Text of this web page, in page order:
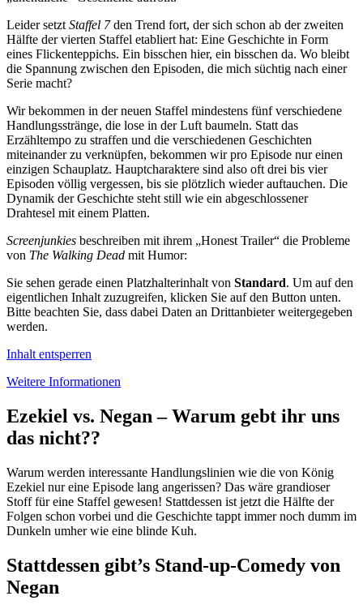
Leider setztStaffel 7den Trend fort, der sich schon ab der zweiten
Hälfte der vierten Staffel etabliert hat: Eine Geschichte in Form
eines Flickenteppichs. Ein bisschen hier, ein bisschen da. Wo bleibt
die Spannung zwischen den Episoden, die mich süchtig nach einer
Serie macht?
Wir bekommen in der neuen Staffel mindestens fünf verschiedene
Handlungsstränge, die lose in der Luft baumeln. Statt das
Erzähltempo zu straffen und die verschiedenen Geschichten
miteinander zu verknüpfen, bekommen wir pro Episode nur einen
einzigen Schauplatz. Hauptcharaktere sind also oft drei bis vier
Episoden völlig vergessen, bis sie plötzlich wieder auftauchen. Die
Dynamik der Geschichte steht still wie ein abgeschlossener
Drahtesel mit einem Platten.
Screenjunkies beschreiben mit ihrem „Honest Trailer“ die Probleme
von The Walking Dead mit Humor:
Sie sehen gerade einen Platzhalterinhalt von Standard. Um auf den
eigentlichen Inhalt zuzugreifen, klicken Sie auf den Button unten.
Bitte beachten Sie, dass dabei Daten an Drittanbieter weitergegeben
werden.
Inhalt entsperren
Weitere Informationen
Ezekiel vs. Negan – Warum gebt ihr uns
das nicht??
Warum werden interessante Handlungslinien wie die von König
Ezekiel nur eine Episode lang angerissen? Das wäre grandioser
Stoff für eine Staffel gewesen! Stattdessen ist jetzt die Hälfte der
Folgen schon vorbei und die Geschichte tappt immer noch dumm im
Dunkeln umher wie eine blinde Kuh.
Stattdessen gibt’s Stand-up-Comedy von
Negan